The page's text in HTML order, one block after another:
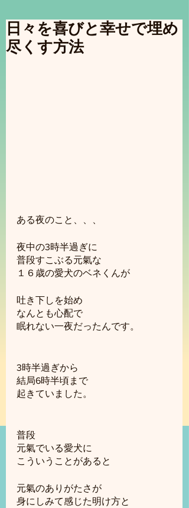
日々を喜びと幸せで埋め
尽くす方法
ある夜のこと、、、
夜中の3時半過ぎに
普段すこぶる元氣な
１６歳の愛犬のベネくんが
吐き下しを始め
なんとも心配で
眠れない一夜だったんです。
3時半過ぎから
結局6時半頃まで
起きていました。
普段
元氣でいる愛犬に
こういうことがあると
元氣のありがたさが
身にしみて感じた明け方と